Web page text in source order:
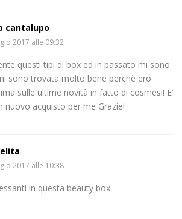
cantalupo
2017 alle 09:32
questi tipi di box ed in passato mi sono
sono trovata molto bene perchè ero
sulle ultime novità in fatto di cosmesi! E’
nuovo acquisto per me Grazie!
2017 alle 10:38
in questa beauty box